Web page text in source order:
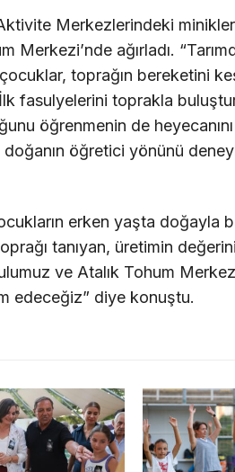
Merkezlerindeki
Merkezi’nde ağırladı.
toprağın bereketini
fasulyelerini toprakla
öğrenmenin de
öğretici yönünü
erken yaşta doğayla
tanıyan, üretimin
ve Atalık Tohum
edeceğiz” diye konuştu.